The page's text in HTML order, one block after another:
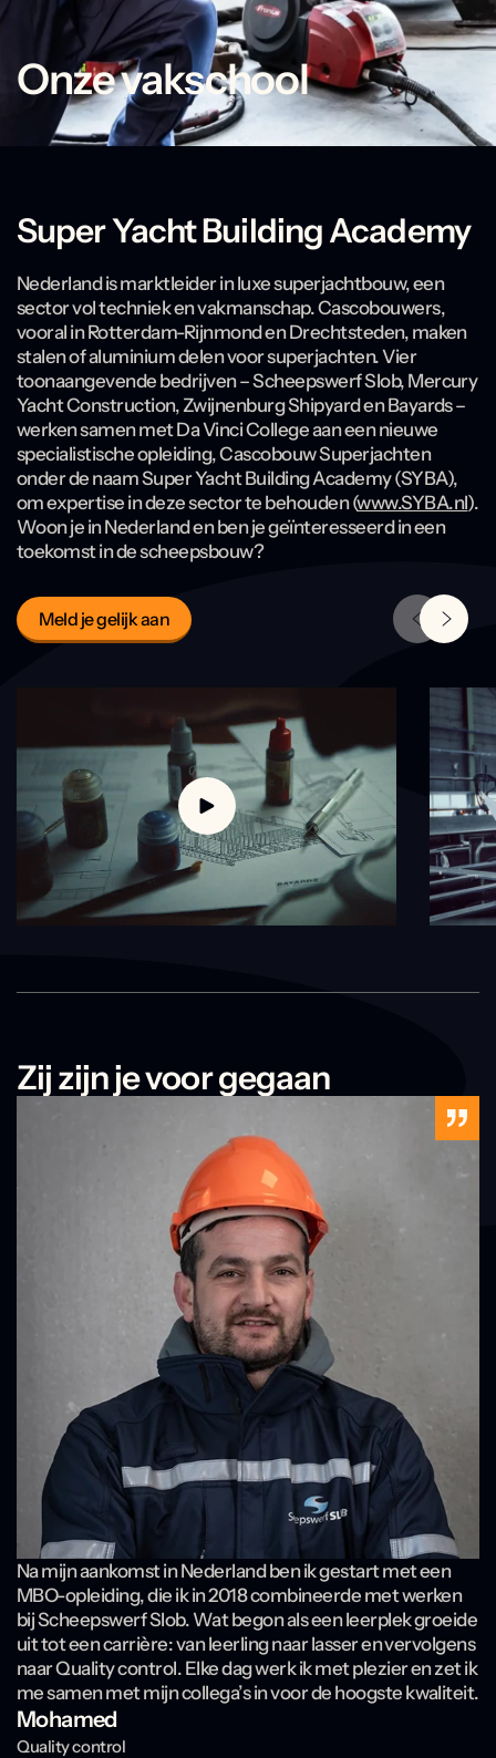
Onze vakschool
Super Yacht Building Academy
Nederland is marktleider in luxe superjachtbouw, een
sector vol techniek en vakmanschap. Cascobouwers,
vooral in Rotterdam-Rijnmond en Drechtsteden, maken
stalen of aluminium delen voor superjachten. Vier
toonaangevende bedrijven – Scheepswerf Slob, Mercury
Yacht Construction, Zwijnenburg Shipyard en Bayards –
werken samen met Da Vinci College aan een nieuwe
specialistische opleiding, Cascobouw Superjachten
onder de naam Super Yacht Building Academy (SYBA),
om expertise in deze sector te behouden (www.SYBA.nl).
Woon je in Nederland en ben je geïnteresseerd in een
toekomst in de scheepsbouw?
Meld je gelijk aan
Zij zijn je voor gegaan
Na mijn aankomst in Nederland ben ik gestart met een
MBO-opleiding, die ik in 2018 combineerde met werken
bij Scheepswerf Slob. Wat begon als een leerplek groeide
uit tot een carrière: van leerling naar lasser en vervolgens
naar Quality control. Elke dag werk ik met plezier en zet ik
me samen met mijn collega’s in voor de hoogste kwaliteit.
Mohamed
Quality control